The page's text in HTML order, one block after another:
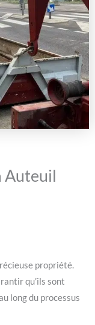
Auteuil
propriété.
qu’ils sont
long du processus